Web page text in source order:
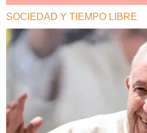
SOCIEDAD Y TIEMPO LIBRE